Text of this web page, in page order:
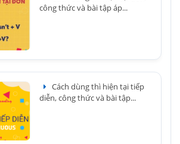
công thức và bài tập áp...
Cách dùng thì hiện tại tiếp
diễn, công thức và bài tập...